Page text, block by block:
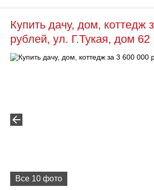
Купить дачу, дом, коттедж
рублей, ул. Г.Тукая, дом 62
Все 10 фото